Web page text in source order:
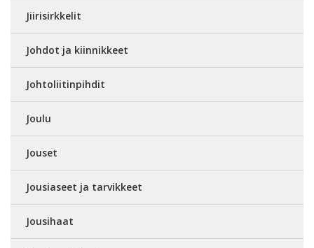
Jiirisirkkelit
Johdot ja kiinnikkeet
Johtoliitinpihdit
Joulu
Jouset
Jousiaseet ja tarvikkeet
Jousihaat